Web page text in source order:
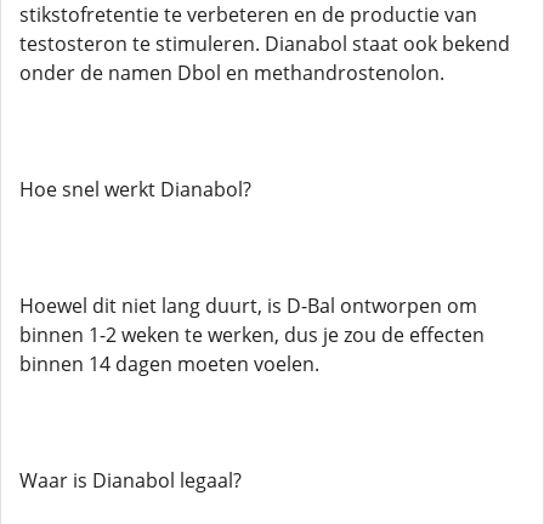
stikstofretentie te verbeteren en de productie van
testosteron te stimuleren. Dianabol staat ook bekend
onder de namen Dbol en methandrostenolon.
Hoe snel werkt Dianabol?
Hoewel dit niet lang duurt, is D-Bal ontworpen om
binnen 1-2 weken te werken, dus je zou de effecten
binnen 14 dagen moeten voelen.
Waar is Dianabol legaal?